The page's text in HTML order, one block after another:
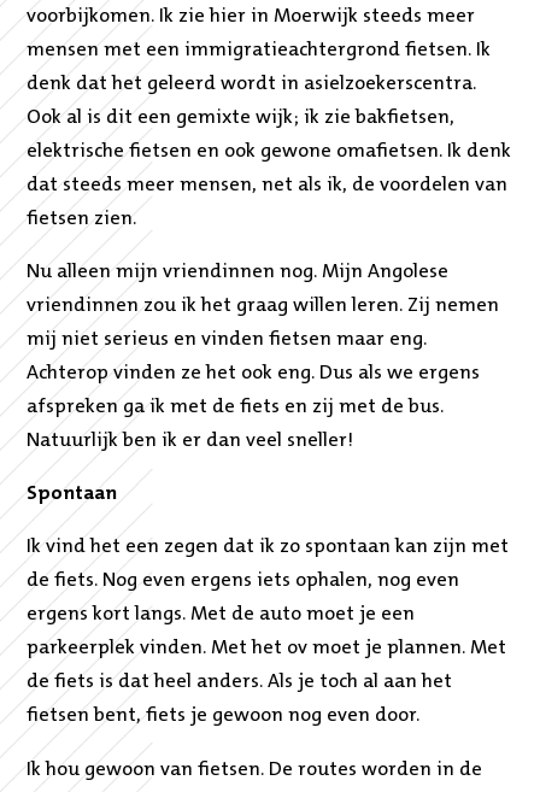
voorbijkomen. Ik zie hier in Moerwijk steeds meer
mensen met een immigratieachtergrond fietsen. Ik
denk dat het geleerd wordt in asielzoekerscentra.
Ook al is dit een gemixte wijk; ik zie bakfietsen,
elektrische fietsen en ook gewone omafietsen. Ik denk
dat steeds meer mensen, net als ik, de voordelen van
fietsen zien.
Nu alleen mijn vriendinnen nog. Mijn Angolese
vriendinnen zou ik het graag willen leren. Zij nemen
mij niet serieus en vinden fietsen maar eng.
Achterop vinden ze het ook eng. Dus als we ergens
afspreken ga ik met de fiets en zij met de bus.
Natuurlijk ben ik er dan veel sneller!
Spontaan
Ik vind het een zegen dat ik zo spontaan kan zijn met
de fiets. Nog even ergens iets ophalen, nog even
ergens kort langs. Met de auto moet je een
parkeerplek vinden. Met het ov moet je plannen. Met
de fiets is dat heel anders. Als je toch al aan het
fietsen bent, fiets je gewoon nog even door.
Ik hou gewoon van fietsen. De routes worden in de